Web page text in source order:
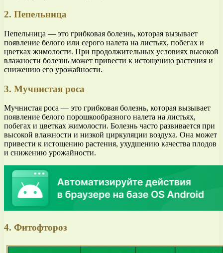
2. Пепельница
Пепельница — это грибковая болезнь, которая вызывает
появление белого или серого налета на листьях, побегах и
цветках жимолости. При продолжительных условиях высокой
влажности болезнь может привести к истощению растения и
снижению его урожайности.
3. Мучнистая роса
Мучнистая роса — это грибковая болезнь, которая вызывает
появление белого порошкообразного налета на листьях,
побегах и цветках жимолости. Болезнь часто развивается при
высокой влажности и низкой циркуляции воздуха. Она может
привести к истощению растения, ухудшению качества плодов
и снижению урожайности.
4. Фитофтороз